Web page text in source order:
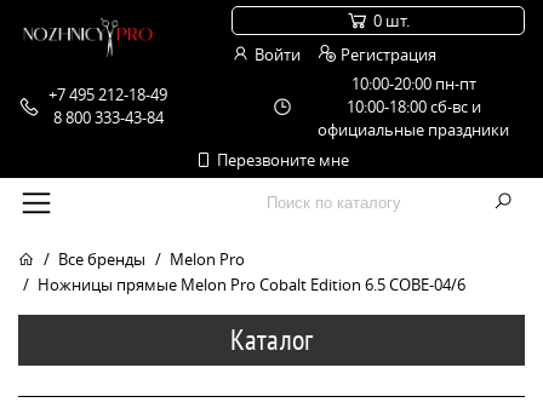
+7 495 212-18-49
8 800 333-43-84
10:00-20:00 пн-пт
10:00-18:00 сб-вс и
официальные праздники
Перезвоните мне
0 шт.
Войти
Регистрация
Все бренды
Melon Pro
Ножницы прямые Melon Pro Cobalt Edition 6.5 COBE-04/6
Каталог